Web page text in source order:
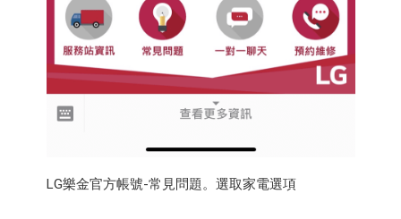
LG樂金官方帳號-常見問題。選取家電選項